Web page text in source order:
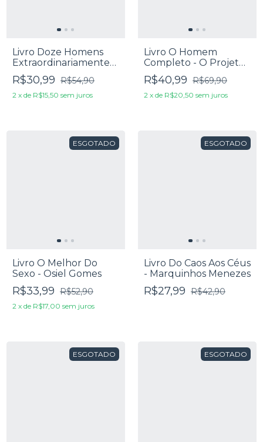
Livro Doze Homens
Extraordinariamente
Comuns - John
Macarthur
R$30,99 R$54,90
2 x de R$15,50 sem juros
Livro O Homem
Completo - O Projeto
De Deus Para Você -
Larry Titus
R$40,99 R$69,90
2 x de R$20,50 sem juros
ESGOTADO
Livro O Melhor Do
Sexo - Osiel Gomes
R$33,99 R$52,90
2 x de R$17,00 sem juros
ESGOTADO
Livro Do Caos Aos Céus
- Marquinhos Menezes
R$27,99 R$42,90
ESGOTADO ESGOTADO